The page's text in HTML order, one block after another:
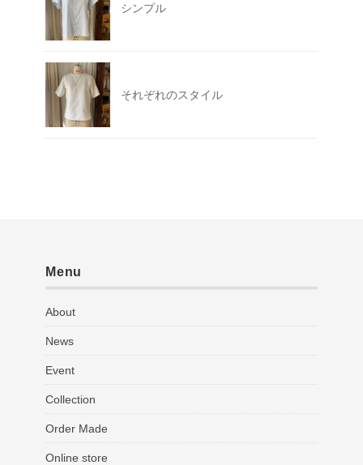
シンプル
それぞれのスタイル
Menu
About
News
Event
Collection
Order Made
Online store